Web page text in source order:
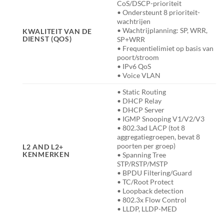
KWALITEIT VAN DE
DIENST (QOS)
CoS/DSCP-prioriteit
• Ondersteunt 8 prioriteit-
wachtrijen
• Wachtrijplanning: SP, WRR,
SP+WRR
• Frequentielimiet op basis van
poort/stroom
• IPv6 QoS
• Voice VLAN
L2 AND L2+
KENMERKEN
• Static Routing
• DHCP Relay
• DHCP Server
• IGMP Snooping V1/V2/V3
• 802.3ad LACP (tot 8
aggregatiegroepen, bevat 8
poorten per groep)
• Spanning Tree
STP/RSTP/MSTP
• BPDU Filtering/Guard
• TC/Root Protect
• Loopback detection
• 802.3x Flow Control
• LLDP, LLDP-MED